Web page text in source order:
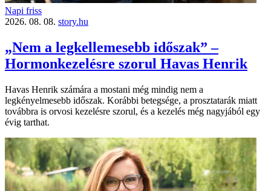
Napi friss
2026. 08. 08. story.hu
„Nem a legkellemesebb időszak” –
Hormonkezelésre szorul Havas Henrik
Havas Henrik számára a mostani még mindig nem a
legkényelmesebb időszak. Korábbi betegsége, a prosztatarák miatt
továbbra is orvosi kezelésre szorul, és a kezelés még nagyjából egy
évig tarthat.